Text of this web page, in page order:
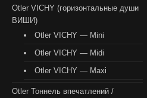
Otler VICHY (горизонтальные души
ВИШИ)
Otler VICHY — Mini
Otler VICHY — Midi
Otler VICHY — Maxi
Otler Тоннель впечатлений /